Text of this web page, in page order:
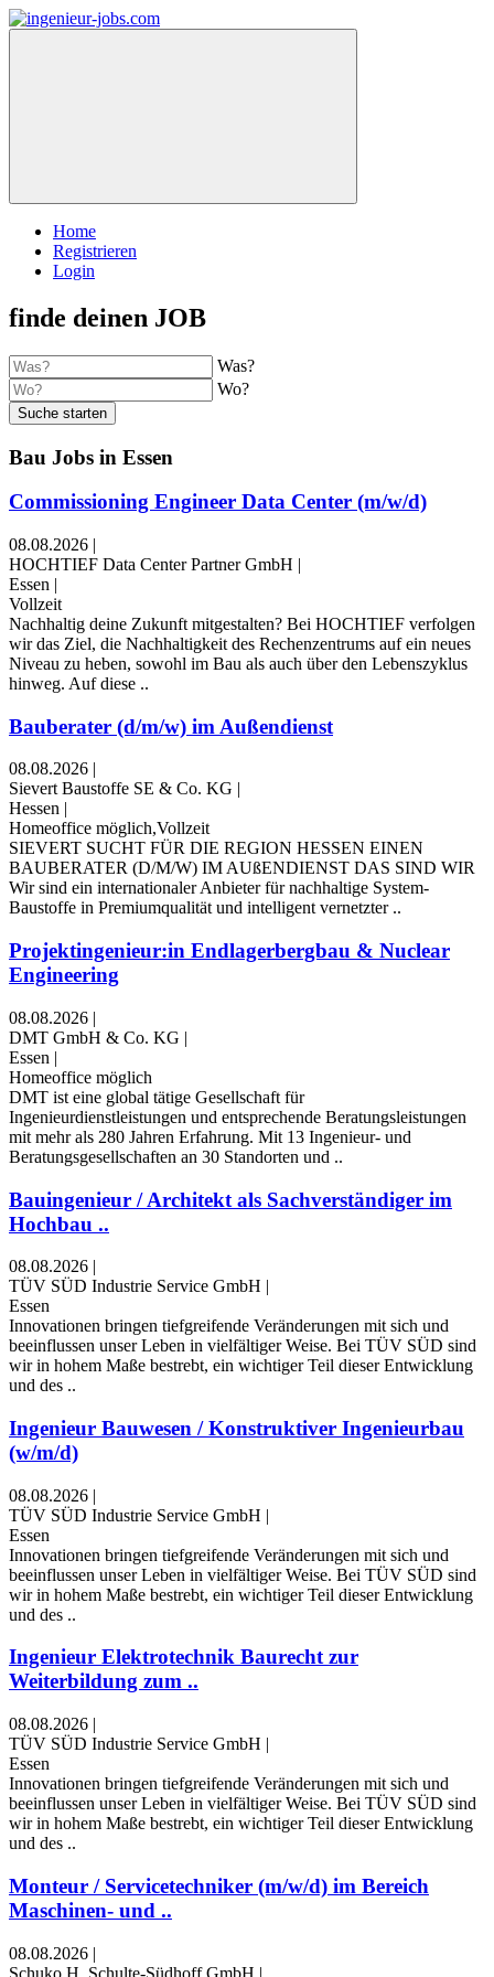
Home
Registrieren
Login
finde deinen JOB
Was?
Wo?
Suche starten
Bau Jobs in Essen
Commissioning Engineer Data Center (m/w/d)
08.08.2026 |
HOCHTIEF Data Center Partner GmbH |
Essen |
Vollzeit
Nachhaltig deine Zukunft mitgestalten? Bei HOCHTIEF verfolgen
wir das Ziel, die Nachhaltigkeit des Rechenzentrums auf ein neues
Niveau zu heben, sowohl im Bau als auch über den Lebenszyklus
hinweg. Auf diese ..
Bauberater (d/m/w) im Außendienst
08.08.2026 |
Sievert Baustoffe SE & Co. KG |
Hessen |
Homeoffice möglich,Vollzeit
SIEVERT SUCHT FÜR DIE REGION HESSEN EINEN
BAUBERATER (D/M/W) IM AUßENDIENST DAS SIND WIR
Wir sind ein internationaler Anbieter für nachhaltige System-
Baustoffe in Premiumqualität und intelligent vernetzter ..
Projektingenieur:in Endlagerbergbau & Nuclear
Engineering
08.08.2026 |
DMT GmbH & Co. KG |
Essen |
Homeoffice möglich
DMT ist eine global tätige Gesellschaft für
Ingenieurdienstleistungen und entsprechende Beratungsleistungen
mit mehr als 280 Jahren Erfahrung. Mit 13 Ingenieur- und
Beratungsgesellschaften an 30 Standorten und ..
Bauingenieur / Architekt als Sachverständiger im
Hochbau ..
08.08.2026 |
TÜV SÜD Industrie Service GmbH |
Essen
Innovationen bringen tiefgreifende Veränderungen mit sich und
beeinflussen unser Leben in vielfältiger Weise. Bei TÜV SÜD sind
wir in hohem Maße bestrebt, ein wichtiger Teil dieser Entwicklung
und des ..
Ingenieur Bauwesen / Konstruktiver Ingenieurbau
(w/m/d)
08.08.2026 |
TÜV SÜD Industrie Service GmbH |
Essen
Innovationen bringen tiefgreifende Veränderungen mit sich und
beeinflussen unser Leben in vielfältiger Weise. Bei TÜV SÜD sind
wir in hohem Maße bestrebt, ein wichtiger Teil dieser Entwicklung
und des ..
Ingenieur Elektrotechnik Baurecht zur
Weiterbildung zum ..
08.08.2026 |
TÜV SÜD Industrie Service GmbH |
Essen
Innovationen bringen tiefgreifende Veränderungen mit sich und
beeinflussen unser Leben in vielfältiger Weise. Bei TÜV SÜD sind
wir in hohem Maße bestrebt, ein wichtiger Teil dieser Entwicklung
und des ..
Monteur / Servicetechniker (m/w/d) im Bereich
Maschinen- und ..
08.08.2026 |
Schuko H. Schulte-Südhoff GmbH |